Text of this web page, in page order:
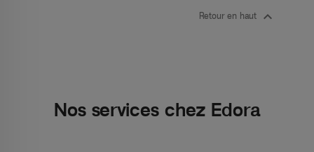
Retour en haut 
Nos services chez Edora